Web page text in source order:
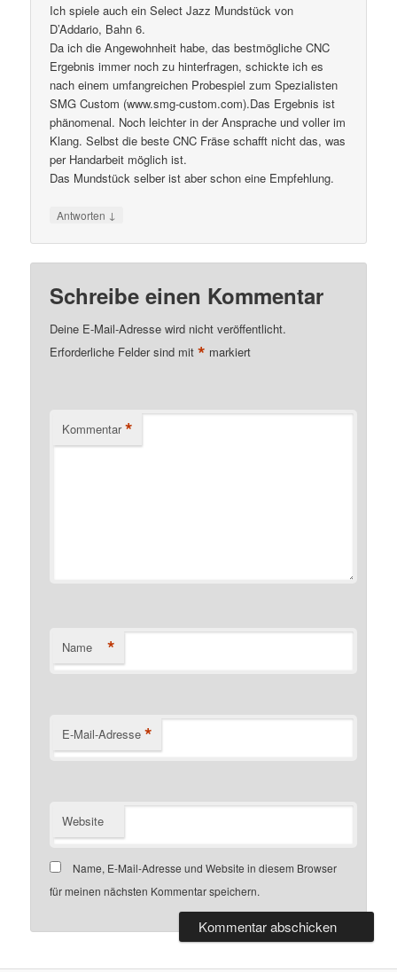
Ich spiele auch ein Select Jazz Mundstück von
D’Addario, Bahn 6.
Da ich die Angewohnheit habe, das bestmögliche CNC
Ergebnis immer noch zu hinterfragen, schickte ich es
nach einem umfangreichen Probespiel zum Spezialisten
SMG Custom (www.smg-custom.com).Das Ergebnis ist
phänomenal. Noch leichter in der Ansprache und voller im
Klang. Selbst die beste CNC Fräse schafft nicht das, was
per Handarbeit möglich ist.
Das Mundstück selber ist aber schon eine Empfehlung.
Antworten ↓
Schreibe einen Kommentar
Deine E-Mail-Adresse wird nicht veröffentlicht.
Erforderliche Felder sind mit* markiert
Kommentar *
Name *
E-Mail-Adresse *
Website
Name, E-Mail-Adresse und Website in diesem Browser
für meinen nächsten Kommentar speichern.